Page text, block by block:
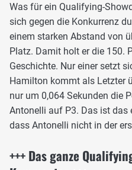
Was für ein Qualifying-
sich gegen die Konkurrenz
einem starken Abstand von
Platz. Damit holt er die 150.
Geschichte. Nur einer setzt
Hamilton kommt als Letzter
nur um 0,064 Sekunden die
Antonelli auf P3. Das ist das
dass Antonelli nicht in der
+++ Das ganze